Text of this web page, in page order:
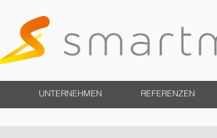
UNTERNEHMEN REFERENZEN